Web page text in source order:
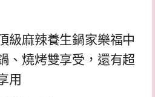
級麻辣養生鍋家樂福中
、燒烤雙享受，還有超
用